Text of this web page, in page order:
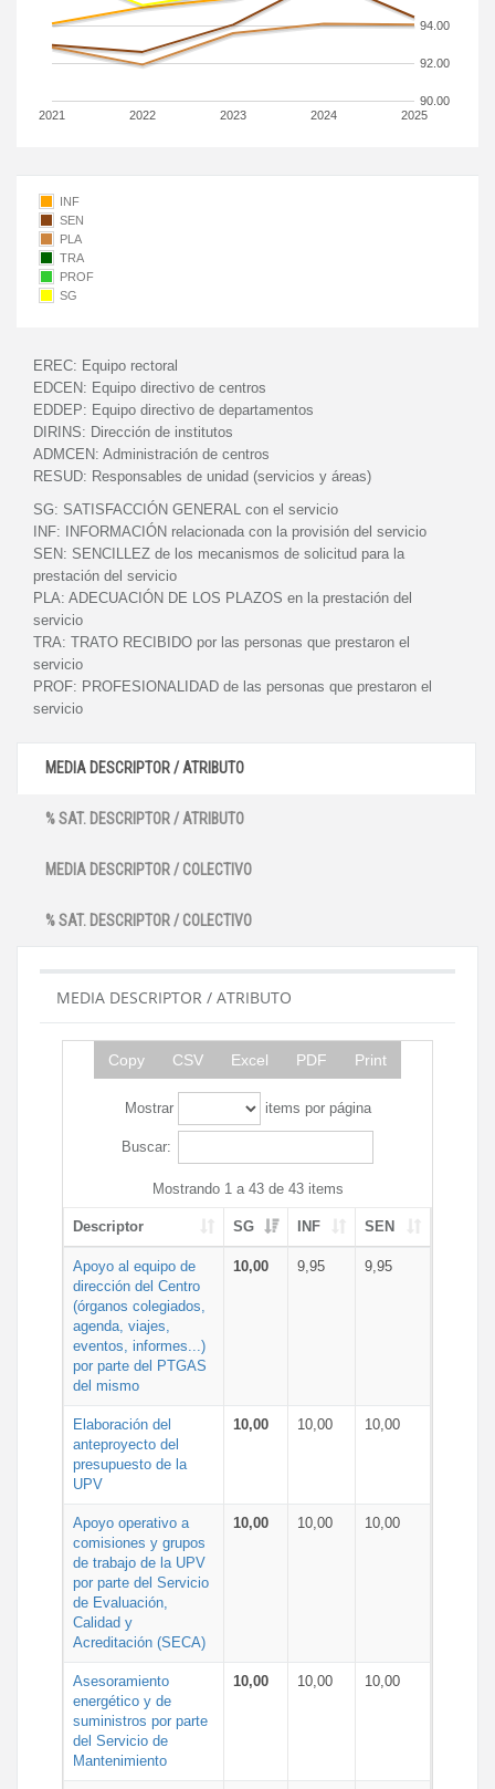
2021 2022 2023 2024 2025
90.00
92.00
94.00
INF
SEN
PLA
TRA
PROF
SG
EREC: Equipo rectoral
EDCEN: Equipo directivo de centros
EDDEP: Equipo directivo de departamentos
DIRINS: Dirección de institutos
ADMCEN: Administración de centros
RESUD: Responsables de unidad (servicios y áreas)
SG: SATISFACCIÓN GENERAL con el servicio
INF:
INFORMACIÓN relacionada con la provisión del servicio
SEN: SENCILLEZ de los mecanismos de solicitud para la
prestación del servicio
PLA: ADECUACIÓN DE LOS PLAZOS en la prestación del
servicio
TRA: TRATO RECIBIDO por las personas que prestaron el
servicio
PROF: PROFESIONALIDAD de las personas que prestaron el
servicio
MEDIA DESCRIPTOR / ATRIBUTO
% SAT. DESCRIPTOR / ATRIBUTO
MEDIA DESCRIPTOR / COLECTIVO
% SAT. DESCRIPTOR / COLECTIVO
MEDIA DESCRIPTOR / ATRIBUTO
Copy CSV Excel PDF Print
Mostrar items por página
Buscar:
Mostrando 1 a 43 de 43 items
Descriptor SG INF SEN
Apoyo al equipo de
dirección del Centro
(órganos colegiados,
agenda, viajes,
eventos, informes...)
por parte del PTGAS
del mismo
10,00 9,95 9,95
Elaboración del
anteproyecto del
presupuesto de la
UPV
10,00 10,00 10,00
Apoyo operativo a
comisiones y grupos
de trabajo de la UPV
por parte del Servicio
de Evaluación,
Calidad y
Acreditación (SECA)
10,00 10,00 10,00
Asesoramiento
energético y de
suministros por parte
del Servicio de
Mantenimiento
10,00 10,00 10,00